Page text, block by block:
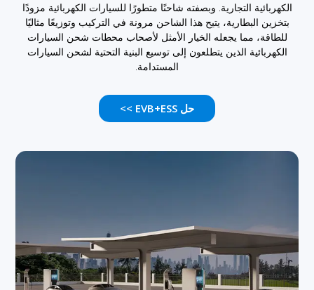
التجارية. وبصفته شاحنًا متطورًا للسيارات الكهربائية مزودًا
البطارية، يتيح هذا الشاحن مرونة في التركيب وتوزيعًا مثاليًا
مما يجعله الخيار الأمثل لأصحاب محطات شحن السيارات
الذين يتطلعون إلى توسيع البنية التحتية لشحن السيارات
المستدامة.